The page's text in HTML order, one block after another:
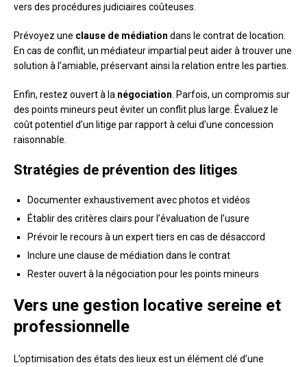
vers des procédures judiciaires coûteuses.
Prévoyez une clause de médiation dans le contrat de location.
En cas de conflit, un médiateur impartial peut aider à trouver une
solution à l’amiable, préservant ainsi la relation entre les parties.
Enfin, restez ouvert à la négociation . Parfois, un compromis sur
des points mineurs peut éviter un conflit plus large. Évaluez le
coût potentiel d’un litige par rapport à celui d’une concession
raisonnable.
Stratégies de prévention des litiges
Documenter exhaustivement avec photos et vidéos
Établir des critères clairs pour l’évaluation de l’usure
Prévoir le recours à un expert tiers en cas de désaccord
Inclure une clause de médiation dans le contrat
Rester ouvert à la négociation pour les points mineurs
Vers une gestion locative sereine et
professionnelle
L’optimisation des états des lieux est un élément clé d’une